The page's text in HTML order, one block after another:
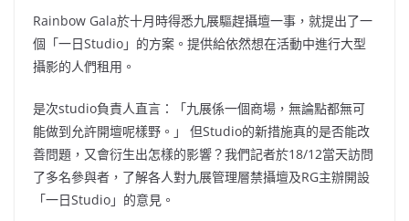
Rainbow Gala於十月時得悉九展驅趕攝壇一事，就提出了一
個「一日Studio」的方案。提供給依然想在活動中進行大型
攝影的人們租用。
是次studio負責人直言：「九展係一個商場，無論點都無可
能做到允許開壇呢樣野。」 但Studio的新措施真的是否能改
善問題，又會衍生出怎樣的影響？我們記者於18/12當天訪問
了多名參與者，了解各人對九展管理層禁攝壇及RG主辦開設
「一日Studio」的意見。